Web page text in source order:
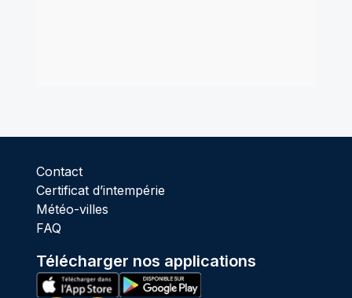
Contact
Certificat d’intempérie
Météo-villes
FAQ
Télécharger nos applications